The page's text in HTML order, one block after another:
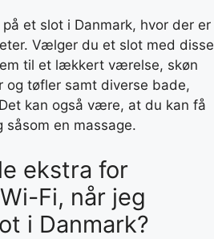
et slot i Danmark, hvor der er
Vælger du et slot med disse
til et lækkert værelse, skøn
og tøfler samt diverse bade,
kan også være, at du kan få
såsom en massage.
ekstra for
Fi, når jeg
i Danmark?